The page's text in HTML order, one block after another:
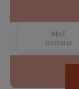
Moč
motorja